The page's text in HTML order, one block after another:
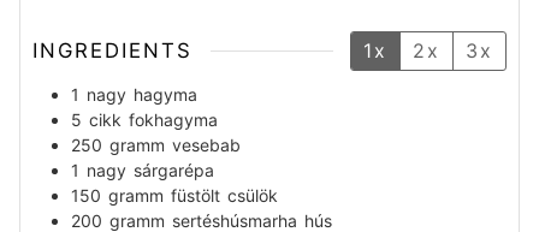
INGREDIENTS 1x 2x 3x
1 nagy hagyma
5 cikk fokhagyma
250 gramm vesebab
1 nagy sárgarépa
150 gramm füstölt csülök
200 gramm sertéshúsmarha hús